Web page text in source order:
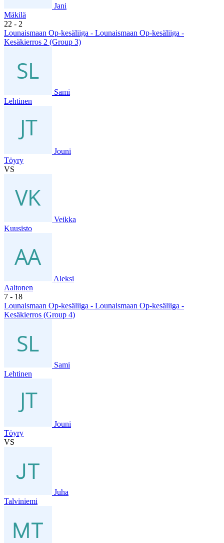
Jani
Mäkilä
22 - 2
Lounaismaan Op-kesäliiga - Lounaismaan Op-kesäliiga -
Kesäkierros 2 (Group 3)
Sami
Lehtinen
Jouni
Töyry
VS
Veikka
Kuusisto
Aleksi
Aaltonen
7 - 18
Lounaismaan Op-kesäliiga - Lounaismaan Op-kesäliiga -
Kesäkierros (Group 4)
Sami
Lehtinen
Jouni
Töyry
VS
Juha
Talviniemi